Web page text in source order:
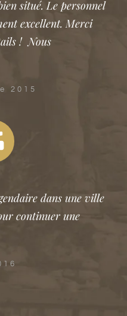
situé. Le personnel
excellent. Merci
! Nous
2015
dans une ville
continuer une